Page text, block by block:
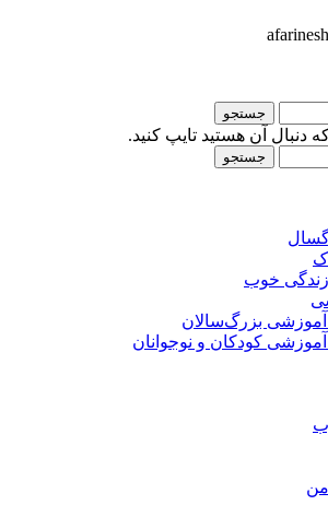
جستجو
دنبال آن هستید تایپ کنید.
جستجو
خوب
بزرگ‌سالان
کودکان و نوجوانان